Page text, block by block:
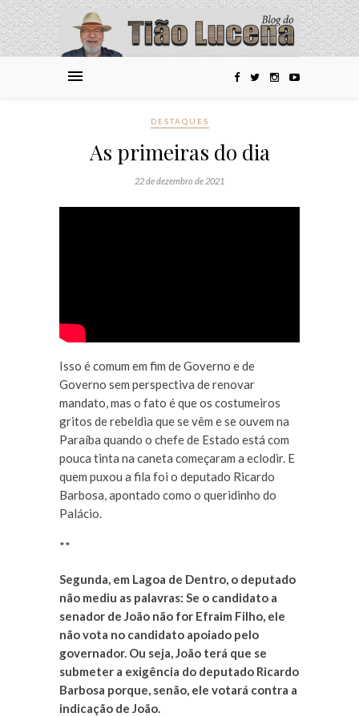
DESTAQUES
As primeiras do dia
22 de dezembro de 2021
Isso é comum em fim de Governo e de
Governo sem perspectiva de renovar
mandato, mas o fato é que os costumeiros
gritos de rebeldia que se vêm e se ouvem na
Paraíba quando o chefe de Estado está com
pouca tinta na caneta começaram a eclodir. E
quem puxou a fila foi o deputado Ricardo
Barbosa, apontado como o queridinho do
Palácio.
**
Segunda, em Lagoa de Dentro, o deputado
não mediu as palavras: Se o candidato a
senador de João não for Efraim Filho, ele
não vota no candidato apoiado pelo
governador. Ou seja, João terá que se
submeter a exigência do deputado Ricardo
Barbosa porque, senão, ele votará contra a
indicação de João.